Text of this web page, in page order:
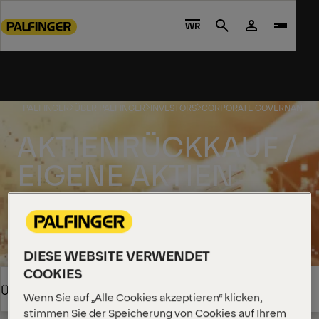
to
footer
WR Search
PALFINGER ÜBER PALFINGER INVESTORS CORPORATE GOVERNANCE
AKTIENRÜCKKAUF /
EIGENE AKTIEN
ÜberblickDokumente 2025
DIESE WEBSITE VERWENDET
COOKIES
Wenn Sie auf „Alle Cookies akzeptieren“ klicken,
stimmen Sie der Speicherung von Cookies auf Ihrem